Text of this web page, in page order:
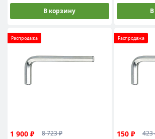
В корзину
Распродажа
1 900 ₽
8 723 ₽
Распродажа
150 ₽
423